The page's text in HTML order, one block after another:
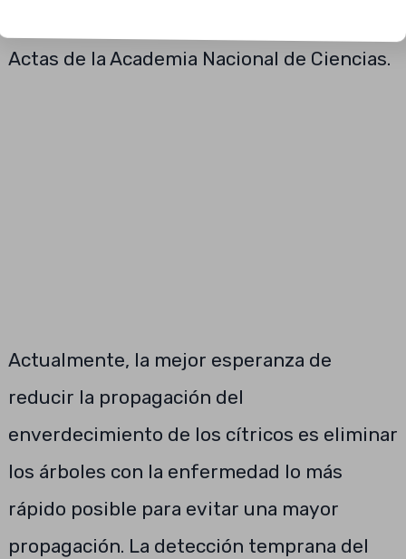
Actas de la Academia Nacional de Ciencias.
Actualmente, la mejor esperanza de
reducir la propagación del
enverdecimiento de los cítricos es eliminar
los árboles con la enfermedad lo más
rápido posible para evitar una mayor
propagación. La detección temprana del